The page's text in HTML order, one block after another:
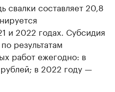
свалки составляет 20,8
и 2022 годах. Субсидия
результатам
работ ежегодно: в
в 2022 году —